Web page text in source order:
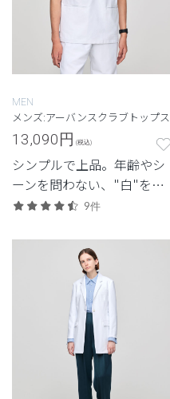
MEN
メンズ:アーバンスクラブトップス
13,090円 (税込)
シンプルで上品。年齢やシ
ーンを問わない、"白"を追
求したクラシコの定番モデ
9件